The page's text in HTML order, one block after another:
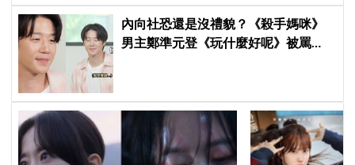
內向社恐還是沒禮貌？《殺手媽咪》
男主鄭準元登《玩什麼好呢》被罵